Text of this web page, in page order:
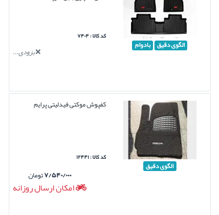
الگوی دقیق بادوام
کد کالا : ۷۴۰۴
بزودی...
الگوی دقیق
کفپوش موکتی فیدلیتی پرایم
کد کالا : ۱۲۴۴۱
۷/۵۴۰/۰۰۰تومان
امکان ارسال روزانه